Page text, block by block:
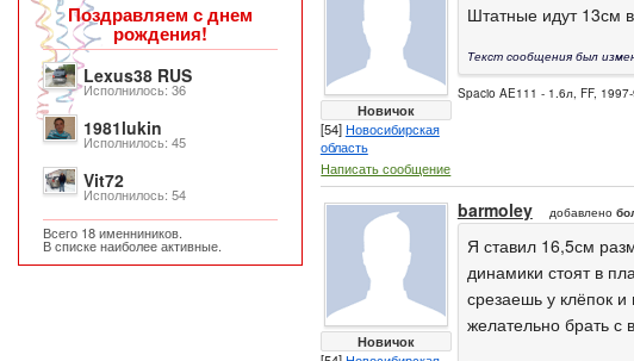
Новичок
[54]Новосибирская
область
Написать сообщение
Штатные идут 13см
Текст сообщения был
Spacio AE111 - 1.6л, FF,
Новичок
barmoley добавлено
Я ставил 16,5см
динамики стоят в
срезаешь у клёпок
желательно брать с
Поздравляем с днем
рождения!
Lexus38 RUS
Исполнилось: 36
1981lukin
Исполнилось: 45
Vit72
Исполнилось: 54
Всего 18 именниников.
В списке наиболее активные.